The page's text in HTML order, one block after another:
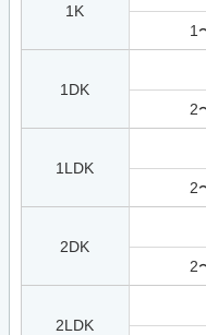
1K
1
1DK
2
1LDK
2
2DK
2
2LDK